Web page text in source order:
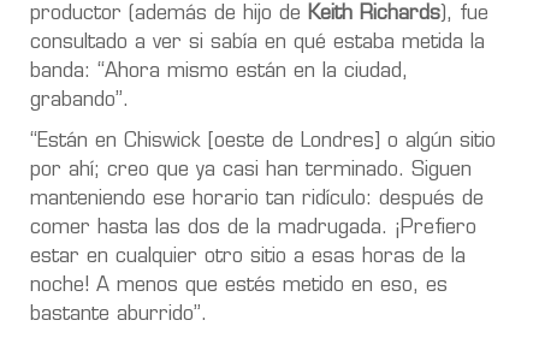
productor (además de hijo de Keith Richards ), fue
consultado a ver si sabía en qué estaba metida la
banda: “Ahora mismo están en la ciudad,
grabando”.
“Están en Chiswick [oeste de Londres] o algún sitio
por ahí; creo que ya casi han terminado. Siguen
manteniendo ese horario tan ridículo: después de
comer hasta las dos de la madrugada. ¡Prefiero
estar en cualquier otro sitio a esas horas de la
noche! A menos que estés metido en eso, es
bastante aburrido”.